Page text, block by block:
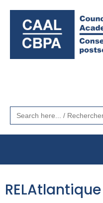
Search
for:
RELAtlantique